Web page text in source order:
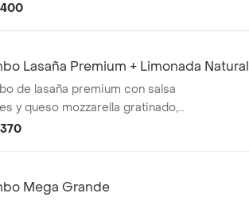
Lasaña Premium + Limonada Natural
de lasaña premium con salsa
y queso mozzarella gratinado,
de limonada natural y pan de
Mega Grande